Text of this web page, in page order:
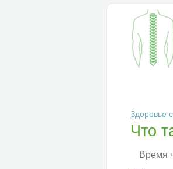
Здоровье
Что
Время